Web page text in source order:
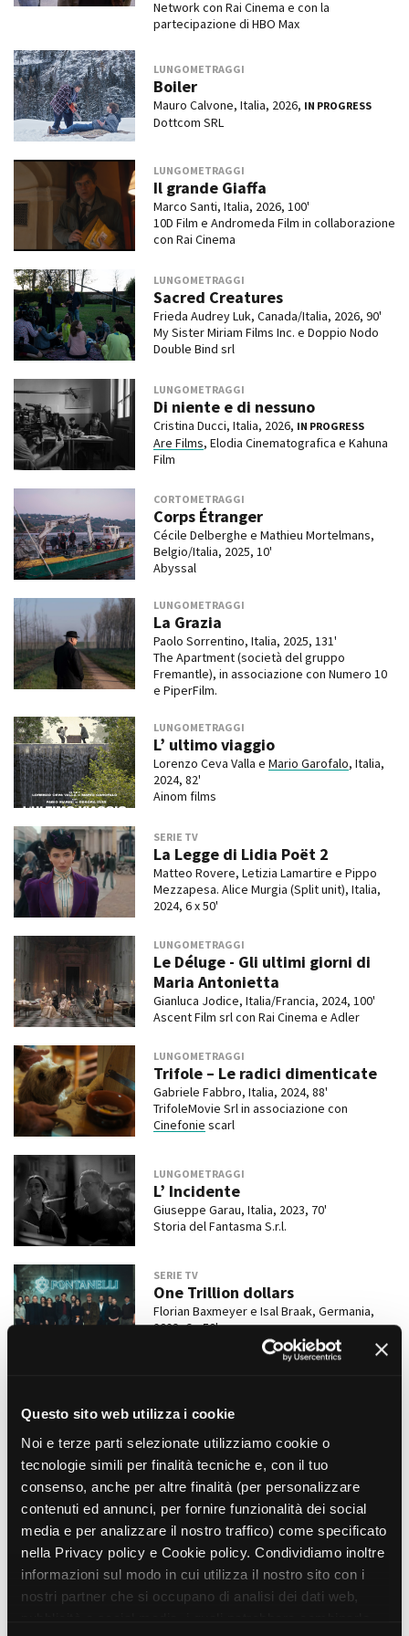
Questo sito web utilizza i cookie
Noi e terze parti selezionate utilizziamo cookie o
tecnologie simili per finalità tecniche e, con il tuo
consenso, anche per altre finalità (per personalizzare
contenuti ed annunci, per fornire funzionalità dei social
media e per analizzare il nostro traffico) come specificato
nella Privacy policy e Cookie policy. Condividiamo inoltre
informazioni sul modo in cui utilizza il nostro sito con i
nostri partner che si occupano di analisi dei dati web,
Network con Rai Cinema e con la
partecipazione di HBO Max
LUNGOMETRAGGI
Boiler
Mauro Calvone, Italia, 2026, IN PROGRESS
Dottcom SRL
LUNGOMETRAGGI
Il grande Giaffa
Marco Santi, Italia, 2026, 100'
10D Film e Andromeda Film in collaborazione
con Rai Cinema
LUNGOMETRAGGI
Sacred Creatures
Frieda Audrey Luk, Canada/Italia, 2026, 90'
My Sister Miriam Films Inc. e Doppio Nodo
Double Bind srl
LUNGOMETRAGGI
Di niente e di nessuno
Cristina Ducci, Italia, 2026, IN PROGRESS
Are Films, Elodia Cinematografica e Kahuna
Film
CORTOMETRAGGI
Corps Étranger
Cécile Delberghe e Mathieu Mortelmans,
Belgio/Italia, 2025, 10'
Abyssal
LUNGOMETRAGGI
La Grazia
Paolo Sorrentino, Italia, 2025, 131'
The Apartment (società del gruppo
Fremantle), in associazione con Numero 10
e PiperFilm.
LUNGOMETRAGGI
L’ ultimo viaggio
Lorenzo Ceva Valla e Mario Garofalo, Italia,
2024, 82'
Ainom films
SERIE TV
La Legge di Lidia Poët 2
Matteo Rovere, Letizia Lamartire e Pippo
Mezzapesa. Alice Murgia (Split unit), Italia,
2024, 6 x 50'
LUNGOMETRAGGI
Le Déluge - Gli ultimi giorni di
Maria Antonietta
Gianluca Jodice, Italia/Francia, 2024, 100'
Ascent Film srl con Rai Cinema e Adler
LUNGOMETRAGGI
Trifole – Le radici dimenticate
Gabriele Fabbro, Italia, 2024, 88'
TrifoleMovie Srl in associazione con
Cinefonie scarl
LUNGOMETRAGGI
L’ Incidente
Giuseppe Garau, Italia, 2023, 70'
Storia del Fantasma S.r.l.
SERIE TV
One Trillion dollars
Florian Baxmeyer e Isal Braak, Germania,
2023, 6 x 50'
Emile moutaud, Italia, Francia, Belgio, 2023,
3'32''
LUNGOMETRAGGI
La bella estate
Laura Luchetti, Italia, 2023, 111'
Kino Produzioni con Rai Cinema e 9.99 Films
LUNGOMETRAGGI